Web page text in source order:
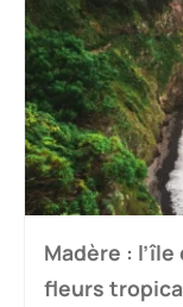
Madère :
fleurs